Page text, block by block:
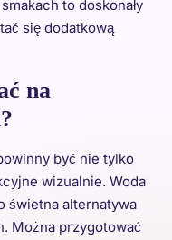
to doskonały
się dodatkową
na
być nie tylko
wizualnie. Woda
świetna alternatywa
Można przygotować